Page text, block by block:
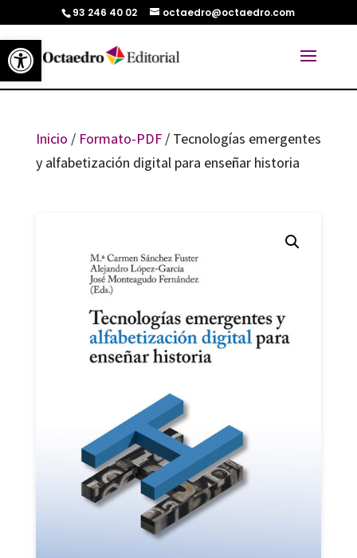
Abrir barra de herramientas
93 246 40 02 octaedro@octaedro.com
Inicio / Formato-PDF/ Tecnologías emergentes
y alfabetización digital para enseñar historia